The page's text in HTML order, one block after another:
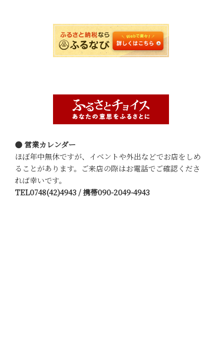
● 営業カレンダー
ほぼ年中無休ですが、イベントや外出などでお店をしめ
ることがあります。ご来店の際はお電話でご確認くださ
れば幸いです。
TEL0748(42)4943 / 携帯090-2049-4943